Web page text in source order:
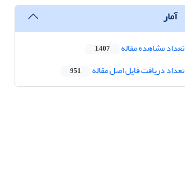
آمار
تعداد مشاهده مقاله 1,407
تعداد دریافت فایل اصل مقاله 951